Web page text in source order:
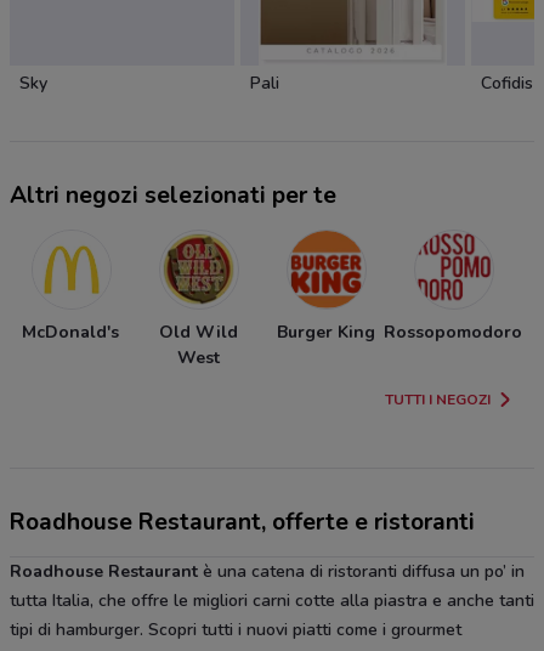
Sky Pali Cofidis
Altri negozi selezionati per te
McDonald's
Old Wild
West
Burger King Rossopomodoro
TUTTI I NEGOZI
Roadhouse Restaurant, offerte e ristoranti
Roadhouse Restaurant è una catena di ristoranti diffusa un po’ in
tutta Italia, che offre le migliori carni cotte alla piastra e anche tanti
tipi di hamburger. Scopri tutti i nuovi piatti come i grourmet